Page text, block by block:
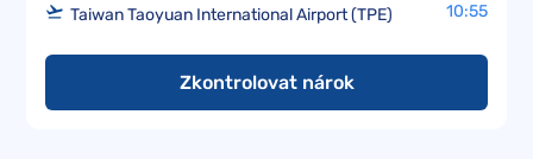
Taiwan Taoyuan International Airport (TPE) 10:55
Zkontrolovat nárok